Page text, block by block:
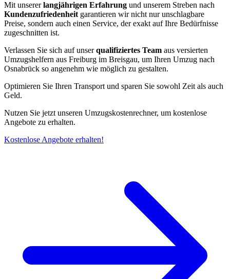
Mit unsererlangjährigen Erfahrung und unserem Streben nach
Kundenzufriedenheit garantieren wir nicht nur unschlagbare
Preise, sondern auch einen Service, der exakt auf Ihre Bedürfnisse
zugeschnitten ist.
Verlassen Sie sich auf unserqualifiziertes Team aus versierten
Umzugshelfern aus Freiburg im Breisgau, um Ihren Umzug nach
Osnabrück so angenehm wie möglich zu gestalten.
Optimieren Sie Ihren Transport und sparen Sie sowohl Zeit als auch
Geld.
Nutzen Sie jetzt unseren Umzugskostenrechner, um kostenlose
Angebote zu erhalten.
Kostenlose Angebote erhalten!